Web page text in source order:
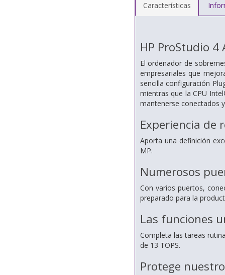
Características
HP ProStudio 4
El ordenador de
empresariales que
sencilla configuración
mientras que la CPU
mantenerse conectados
Experiencia de
Aporta una definición
MP.
Numerosos
Con varios puertos,
preparado para la
Las funciones
Completa las tareas
de 13 TOPS.
Protege